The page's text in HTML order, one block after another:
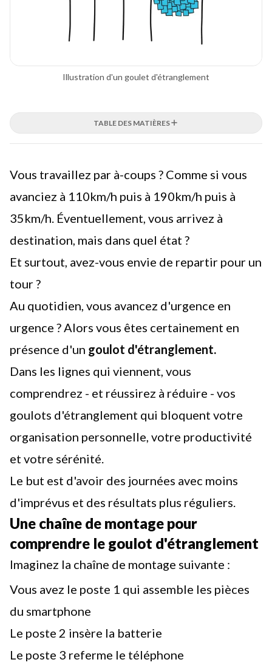
Illustration d'un goulet d'étranglement
TABLE DES MATIÈRES
Vous travaillez par à-coups ? Comme si vous
avanciez à 110km/h puis à 190km/h puis à
35km/h. Éventuellement, vous arrivez à
destination, mais dans quel état ?
Et surtout, avez-vous envie de repartir pour un
tour ?
Au quotidien, vous avancez d'urgence en
urgence ? Alors vous êtes certainement en
présence d'un goulot d'étranglement.
Dans les lignes qui viennent, vous
comprendrez - et réussirez à réduire - vos
goulots d'étranglement qui bloquent votre
organisation personnelle, votre productivité
et votre sérénité.
Le but est d'avoir des journées avec moins
d'imprévus et des résultats plus réguliers.
Une chaîne de montage pour
comprendre le goulot d'étranglement
Imaginez la chaîne de montage suivante :
Vous avez le poste 1 qui assemble les pièces
du smartphone
Le poste 2 insère la batterie
Le poste 3 referme le téléphone